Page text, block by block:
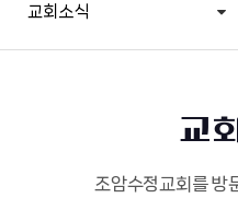
교회소식
교
조암수정교회를 방